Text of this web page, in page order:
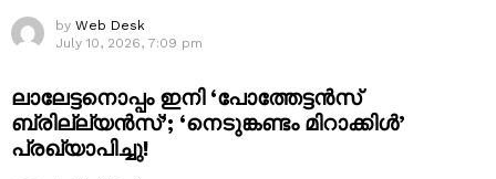
by Web Desk
July 10, 2026, 7:09 pm
ലാലേട്ടനൊപ്പം ഇനി ‘പോത്തേട്ടൻസ്
ബ്രില്ല്യൻസ്’; ‘നെടുങ്കണ്ടം മിറാക്കിൾ’
പ്രഖ്യാപിച്ചു!